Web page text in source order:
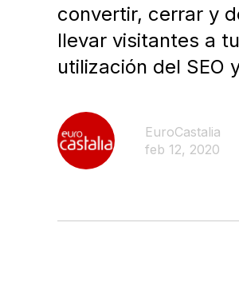
convertir, cerrar y
llevar visitantes a
utilización del SEO
EuroCastalia
feb 12, 2020